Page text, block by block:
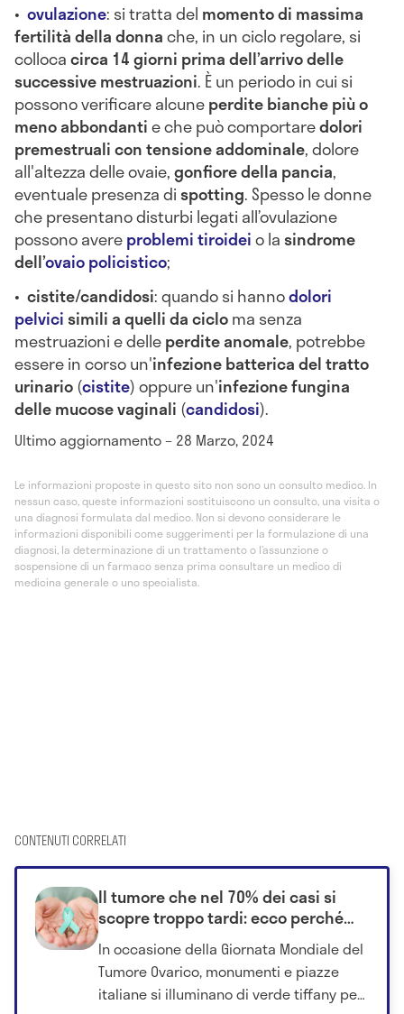
• ovulazione: si tratta del momento di massima
fertilità della donnache, in un ciclo regolare, si
collocacirca 14 giorni prima dell’arrivo delle
successive mestruazioni. È un periodo in cui si
possono verificare alcuneperdite bianche più o
meno abbondantie che può comportaredolori
premestruali con tensione addominale, dolore
all'altezza delle ovaie,gonfiore della pancia,
eventuale presenza dispotting. Spesso le donne
che presentano disturbi legati all’ovulazione
possono avereproblemi tiroideio lasindrome
dell’ovaio policistico;
• cistite/candidosi: quando si hannodolori
pelvicisimili a quelli da cicloma senza
mestruazioni e delleperdite anomale, potrebbe
essere in corso un'infezione batterica del tratto
urinario(cistite) oppure un'infezione fungina
delle mucose vaginali (candidosi).
Ultimo aggiornamento – 28 Marzo, 2024
Le informazioni proposte in questo sito non sono un consulto medico. In
nessun caso, queste informazioni sostituiscono un consulto, una visita o
una diagnosi formulata dal medico. Non si devono considerare le
informazioni disponibili come suggerimenti per la formulazione di una
diagnosi, la determinazione di un trattamento o l’assunzione o
sospensione di un farmaco senza prima consultare un medico di
medicina generale o uno specialista.
CONTENUTI CORRELATI
Il tumore che nel 70% dei casi si
scopre troppo tardi: ecco perché
domani l'Italia si accende di verde
In occasione della Giornata Mondiale del
Tumore Ovarico, monumenti e piazze
italiane si illuminano di verde tiffany per